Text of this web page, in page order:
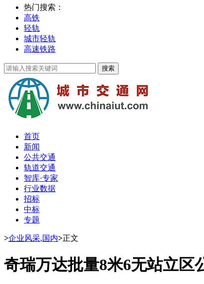
热门搜索：
高铁
轻轨
城市轻轨
高速铁路
首页
新闻
公共交通
轨道交通
智库·专家
行业数据
招标
中标
专题
>企业风采,国内>正文
奇瑞万达批量8米6无站立区